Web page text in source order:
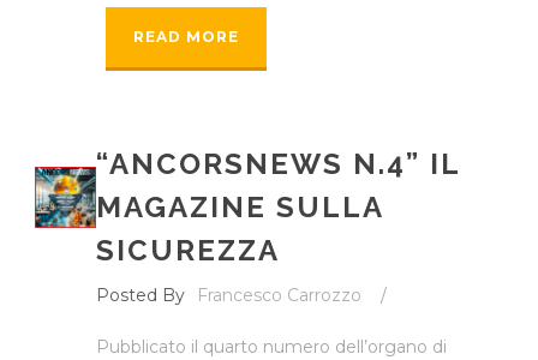
READ MORE
“ANCORSNEWS N.4” IL
MAGAZINE SULLA
SICUREZZA
Posted By Francesco Carrozzo /
Pubblicato il quarto numero dell’organo di